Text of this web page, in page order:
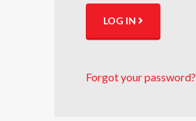
LOG IN
Forgot your password?